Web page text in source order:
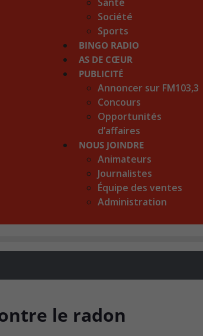
Société
Sports
BINGO RADIO
AS DE CŒUR
PUBLICITÉ
Annoncer sur FM103,3
Concours
Opportunités
d’affaires
NOUS JOINDRE
Animateurs
Journalistes
Équipe des ventes
Administration
le radon